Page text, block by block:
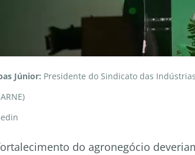
Júnior: Presidente do Sindicato das
do agronegócio